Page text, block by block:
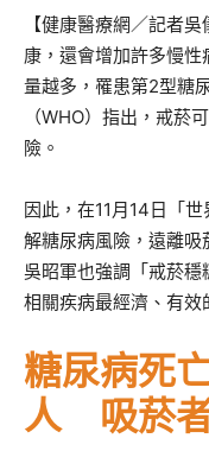
【健康醫療網／記者
康，還會增加許多慢
量越多，罹患第2型糖
（WHO）指出，戒菸
險。
因此，在11月14日「
解糖尿病風險，遠離
吳昭軍也強調「戒菸
相關疾病最經濟、有效
糖尿病死
人 吸菸